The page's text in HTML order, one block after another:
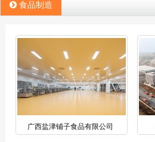
食品制造
广西盐津铺子食品有限公司